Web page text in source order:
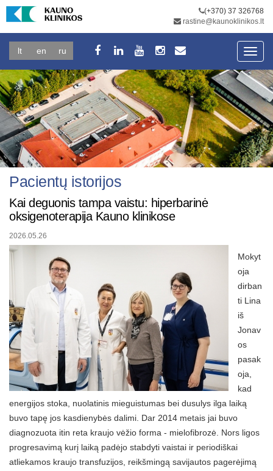
(+370) 37 326768
rastine@kaunoklinikos.lt
lt en ru
Pacientų istorijos
Kai deguonis tampa vaistu: hiperbarinė
oksigenoterapija Kauno klinikose
2026.05.26
Mokyt
oja
dirban
ti Lina
iš
Jonav
os
pasak
oja,
kad
energijos stoka, nuolatinis mieguistumas bei dusulys ilga laiką
buvo tapę jos kasdienybės dalimi. Dar 2014 metais jai buvo
diagnozuota itin reta kraujo vėžio forma - mielofibrozė. Nors ligos
progresavimą kurį laiką padėjo stabdyti vaistai ir periodiškai
atliekamos kraujo transfuzijos, reikšmingą savijautos pagerėjimą